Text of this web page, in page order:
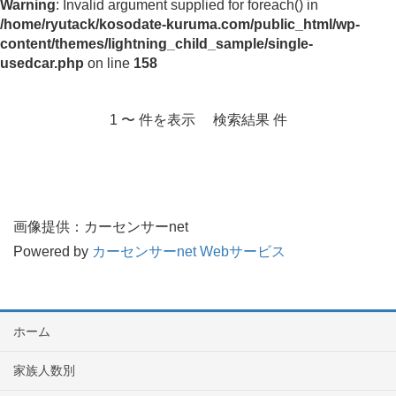
Warning: Invalid argument supplied for foreach() in
/home/ryutack/kosodate-kuruma.com/public_html/wp-
content/themes/lightning_child_sample/single-
usedcar.php on line 158
1 〜 件を表示 検索結果 件
画像提供：カーセンサーnet
Powered by カーセンサーnet Webサービス
ホーム
家族人数別